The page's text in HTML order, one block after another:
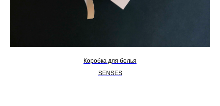
Коробка для белья
SENSES